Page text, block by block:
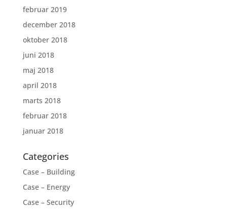
februar 2019
december 2018
oktober 2018
juni 2018
maj 2018
april 2018
marts 2018
februar 2018
januar 2018
Categories
Case – Building
Case – Energy
Case – Security